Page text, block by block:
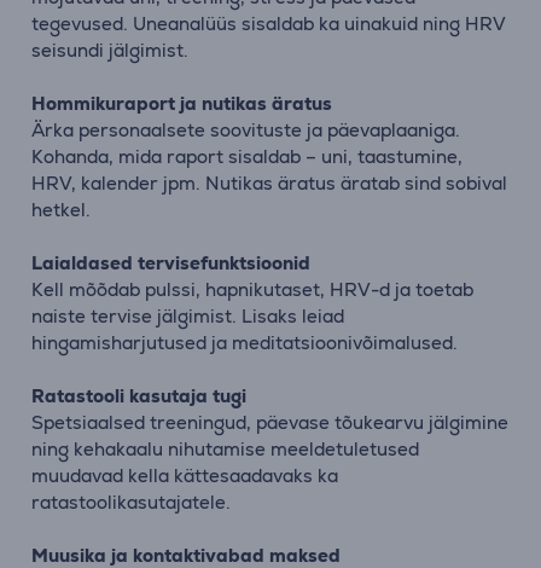
tegevused. Uneanalüüs sisaldab ka uinakuid ning HRV
seisundi jälgimist.
Hommikuraport ja nutikas äratus
Ärka personaalsete soovituste ja päevaplaaniga.
Kohanda, mida raport sisaldab – uni, taastumine,
HRV, kalender jpm. Nutikas äratus äratab sind sobival
hetkel.
Laialdased tervisefunktsioonid
Kell mõõdab pulssi, hapnikutaset, HRV-d ja toetab
naiste tervise jälgimist. Lisaks leiad
hingamisharjutused ja meditatsioonivõimalused.
Ratastooli kasutaja tugi
Spetsiaalsed treeningud, päevase tõukearvu jälgimine
ning kehakaalu nihutamise meeldetuletused
muudavad kella kättesaadavaks ka
ratastoolikasutajatele.
Muusika ja kontaktivabad maksed